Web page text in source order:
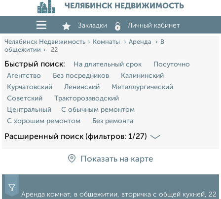
ЧЕЛЯБИНСК НЕДВИЖИМОСТЬ
Закладки Личный кабинет
Челябинск Недвижимость Комнаты Аренда
В
общежитии
22
Быстрый поиск: На длительный срок
Посуточно
Агентство
Без посредников
Калининский
Курчатовский
Ленинский
Металлургический
Советский
Тракторозаводский
Центральный
С обычным ремонтом
С хорошим ремонтом
Без ремонта
Расширенный поиск (фильтров: 1/27)
Показать на карте
Аренда комнат, в общежитии, вторичка с общей кухней, 22